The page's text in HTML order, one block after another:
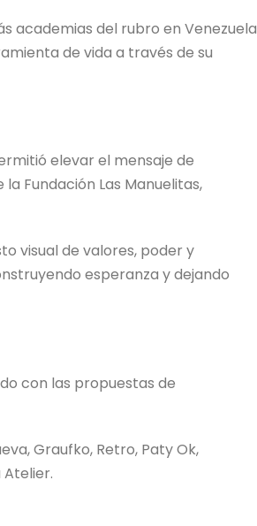
academias del rubro en Venezuela
de vida a través de su
elevar el mensaje de
Fundación Las Manuelitas,
visual de valores, poder y
esperanza y dejando
con las propuestas de
Graufko, Retro, Paty Ok,
Atelier.